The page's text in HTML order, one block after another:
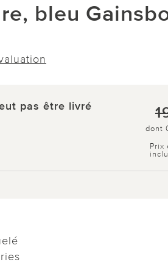
bleu
pas être livré
dont
Prix